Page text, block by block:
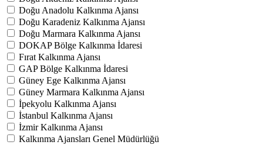
Doğu Anadolu Kalkınma Ajansı
Doğu Karadeniz Kalkınma Ajansı
Doğu Marmara Kalkınma Ajansı
DOKAP Bölge Kalkınma İdaresi
Fırat Kalkınma Ajansı
GAP Bölge Kalkınma İdaresi
Güney Ege Kalkınma Ajansı
Güney Marmara Kalkınma Ajansı
İpekyolu Kalkınma Ajansı
İstanbul Kalkınma Ajansı
İzmir Kalkınma Ajansı
Kalkınma Ajansları Genel Müdürlüğü